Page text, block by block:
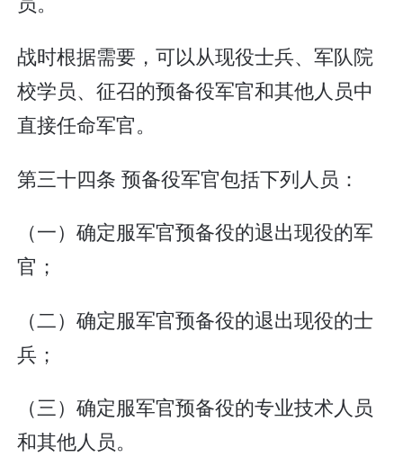
战时根据需要，可以从现役士兵、军队院
校学员、征召的预备役军官和其他人员中
直接任命军官。
第三十四条 预备役军官包括下列人员：
（一）确定服军官预备役的退出现役的军
官；
（二）确定服军官预备役的退出现役的士
兵；
（三）确定服军官预备役的专业技术人员
和其他人员。